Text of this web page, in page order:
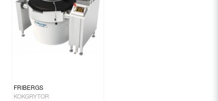
FRIBERGS
KOKGRYTOR
+10°C ~ +100°C
Bredd: 1420 mm
Djup: 1050 mm
Höjd: 1130 mm